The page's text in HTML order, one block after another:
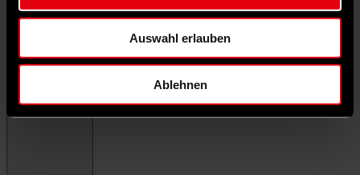
Auswahl erlauben
Ablehnen